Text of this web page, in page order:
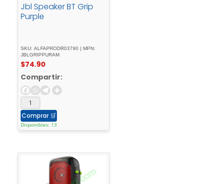
Jbl Speaker BT Grip
Purple
SKU: ALFAPRODR03790 | MPN:
JBLGRIPPURAM
$74.90
Compartir:
Comprar 🛒
Disponibles: 13